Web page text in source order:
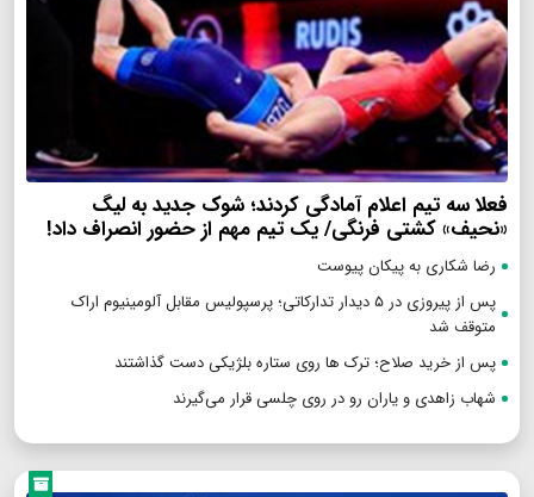
فعلا سه تیم اعلام آمادگی کردند؛ شوک جدید به لیگ
«نحیف» کشتی فرنگی/ یک تیم مهم از حضور انصراف داد!
رضا شکاری به پیکان پیوست
پس از پیروزی در ۵ دیدار تدارکاتی؛ پرسپولیس مقابل آلومینیوم اراک
متوقف شد
پس از خرید صلاح؛ ترک ها روی ستاره بلژیکی دست گذاشتند
شهاب زاهدی و یاران رو در روی چلسی قرار می‌گیرند